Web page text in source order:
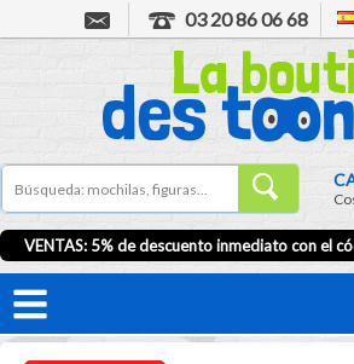
03 20 86 06 68
VENTAS: 5% de descuento inmediato con el